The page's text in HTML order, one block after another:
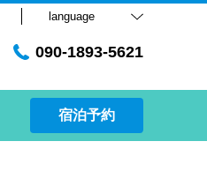
language
090-1893-5621
宿泊予約